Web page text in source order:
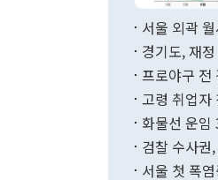
서울 외곽
경기도, 재
프로야구 전
고령 취업자
화물선 운임
검찰 수사권
서울 첫 폭